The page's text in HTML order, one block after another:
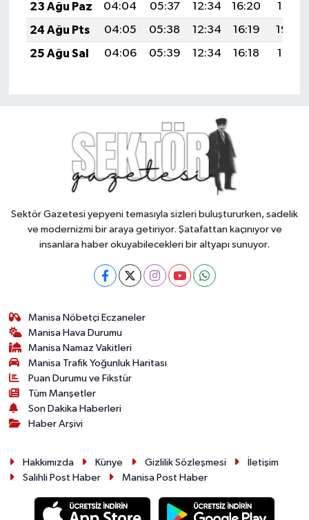
23 Ağu Paz
04:04 05:37 12:34 16:20
19:21
24 Ağu Pts
04:05 05:38 12:34 16:19
19:20
25 Ağu Sal
04:06 05:39 12:34 16:18 19:18
Sektör Gazetesi yepyeni temasıyla sizleri buluştururken, sadelik
ve modernizmi bir araya getiriyor. Şatafattan kaçınıyor ve
insanlara haber okuyabilecekleri bir altyapı sunuyor.
Manisa Nöbetçi Eczaneler
Manisa Hava Durumu
Manisa Namaz Vakitleri
Manisa Trafik Yoğunluk Haritası
Puan Durumu ve Fikstür
Tüm Manşetler
Son Dakika Haberleri
Haber Arşivi
Hakkımızda Künye Gizlilik Sözleşmesi
İletişim
Salihli Post Haber
Manisa Post Haber